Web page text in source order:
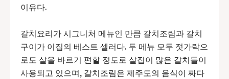
이유다.
갈치요리가 시그니처 메뉴인 만큼 갈치조림과 갈치
구이가 이집의 베스트 셀러다. 두 메뉴 모두 젓가락으
로도 살을 바르기 편할 정도로 살집이 많은 갈치들이
사용되고 있으며, 갈치조림은 제주도의 음식이 짜다